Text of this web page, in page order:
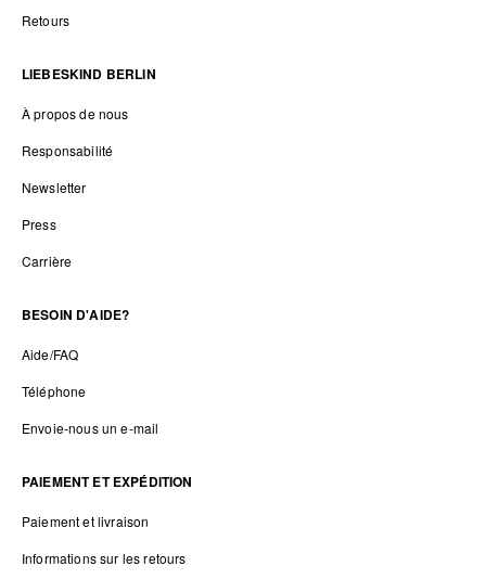
Retours
LIEBESKIND BERLIN
À propos de nous
Responsabilité
Newsletter
Press
Carrière
BESOIN D'AIDE?
Aide/FAQ
Téléphone
Envoie-nous un e-mail
PAIEMENT ET EXPÉDITION
Paiement et livraison
Informations sur les retours